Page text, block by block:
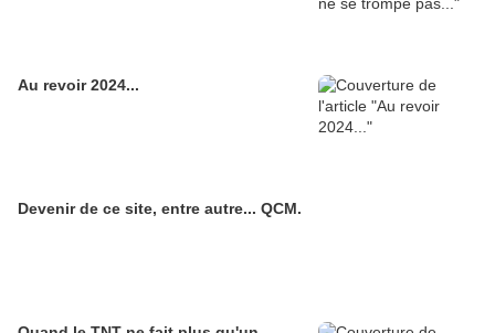
Au revoir 2024...
Devenir de ce site, entre autre... QCM.